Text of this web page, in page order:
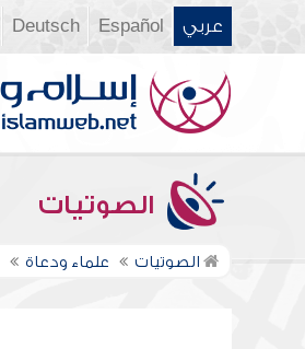
عربي Español
Deutsch
الصوتيات
الصوتيات علماء ودعاة